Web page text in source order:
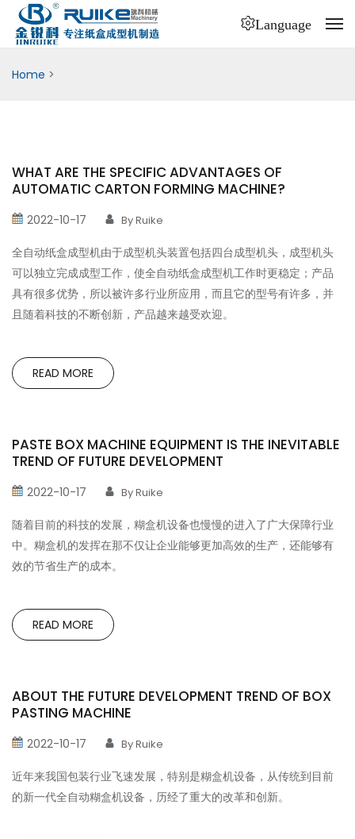
Language
Home >
WHAT ARE THE SPECIFIC ADVANTAGES OF
AUTOMATIC CARTON FORMING MACHINE?
2022-10-17 By Ruike
全自动纸盒成型机由于成型机头装置包括四台成型机头，成型机头
可以独立完成成型工作，使全自动纸盒成型机工作时更稳定；产品
具有很多优势，所以被许多行业所应用，而且它的型号有许多，并
且随着科技的不断创新，产品越来越受欢迎。
READ MORE
PASTE BOX MACHINE EQUIPMENT IS THE INEVITABLE
TREND OF FUTURE DEVELOPMENT
2022-10-17 By Ruike
随着目前的科技的发展，糊盒机设备也慢慢的进入了广大保障行业
中。糊盒机的发挥在那不仅让企业能够更加高效的生产，还能够有
效的节省生产的成本。
READ MORE
ABOUT THE FUTURE DEVELOPMENT TREND OF BOX
PASTING MACHINE
2022-10-17 By Ruike
近年来我国包装行业飞速发展，特别是糊盒机设备，从传统到目前
的新一代全自动糊盒机设备，历经了重大的改革和创新。